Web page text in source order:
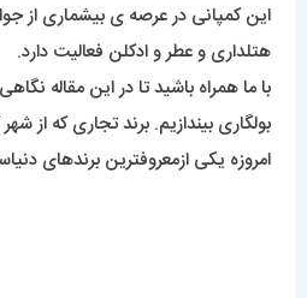
این کمپانی در عرصه ی بیشماری از
هتلداری و عطر و ادکلن فعالیت دارد.
با ما همراه باشید تا در این مقاله
بولگاری بیندازیم. برند تجاری که از
امروزه یکی ازمعروفترین برندهای